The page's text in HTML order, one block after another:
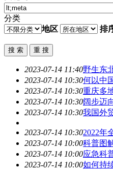
分类
地区
排
2023-07-14 11:40野生东
2023-07-14 10:30何以中
2023-07-14 10:30重庆多
2023-07-14 10:30阔步迈
2023-07-14 10:30我国外
2023-07-14 10:302022年
2023-07-14 10:00科普图
2023-07-14 10:00应急科
2023-07-14 10:00如何持